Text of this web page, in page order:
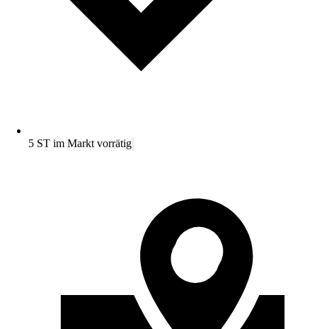
5 ST im Markt vorrätig